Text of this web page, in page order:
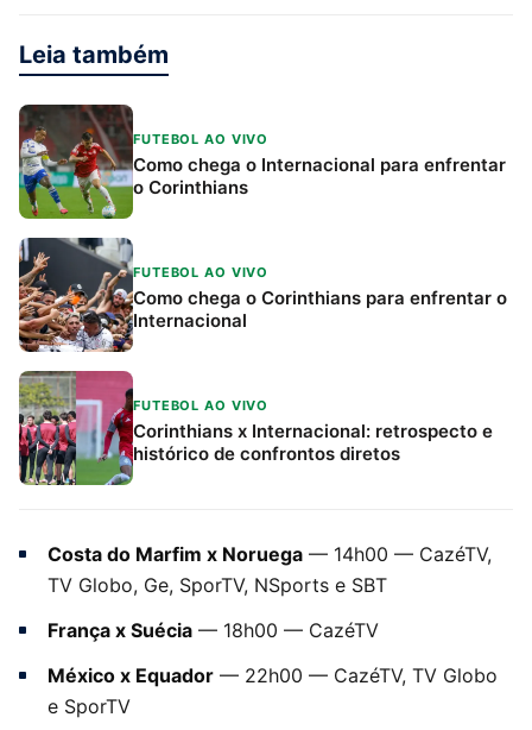
Leia também
FUTEBOL AO VIVO
Como chega o Internacional para enfrentar
o Corinthians
FUTEBOL AO VIVO
Como chega o Corinthians para enfrentar o
Internacional
FUTEBOL AO VIVO
Corinthians x Internacional: retrospecto e
histórico de confrontos diretos
Costa do Marfim x Noruega — 14h00 — CazéTV,
TV Globo, Ge, SporTV, NSports e SBT
França x Suécia — 18h00 — CazéTV
México x Equador — 22h00 — CazéTV, TV Globo
e SporTV